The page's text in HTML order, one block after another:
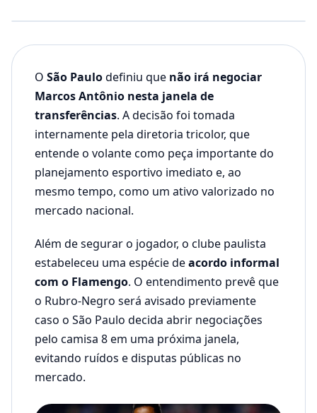
O São Paulodefiniu que não irá negociar
Marcos Antônio nesta janela de
transferências. A decisão foi tomada
internamente pela diretoria tricolor, que
entende o volante como peça importante do
planejamento esportivo imediato e, ao
mesmo tempo, como um ativo valorizado no
mercado nacional.
Além de segurar o jogador, o clube paulista
estabeleceu uma espécie deacordo informal
com o Flamengo. O entendimento prevê que
o Rubro-Negro será avisado previamente
caso o São Paulo decida abrir negociações
pelo camisa 8 em uma próxima janela,
evitando ruídos e disputas públicas no
mercado.